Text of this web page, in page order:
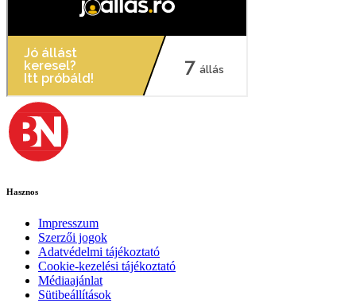
Hasznos
Impresszum
Szerzői jogok
Adatvédelmi tájékoztató
Cookie-kezelési tájékoztató
Médiaajánlat
Sütibeállítások